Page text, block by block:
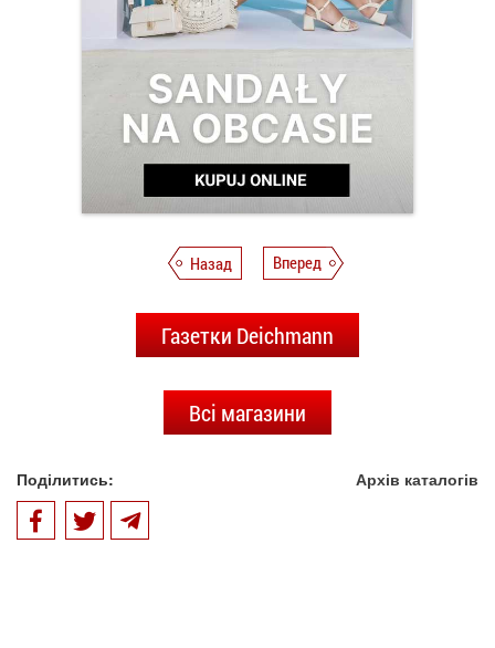
Назад Вперед
Газетки Deichmann
Всі магазини
Поділитись: Архів каталогів